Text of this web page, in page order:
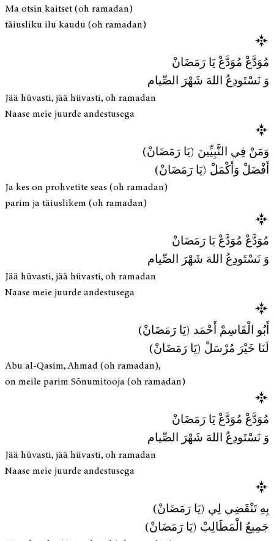
Ma otsin kaitset (oh ramadan)
täiusliku ilu kaudu (oh ramadan)
مُوَدَّعْ مُوَدَّعْ يَا رَمَضَانْ
وَ نَسْتَودِعُ اللهَ شَهْرَ الصِّيام
Jää hüvasti, jää hüvasti, oh ramadan
Naase meie juurde andestusega
وَمَنْ فِي النَّبِيِّينَ (يَا رَمَضَانْ)
أَفْضَلْ وَأَكْمَلْ (يَا رَمَضَانْ)
Ja kes on prohvetite seas (oh ramadan)
parim ja täiuslikem (oh ramadan)
مُوَدَّعْ مُوَدَّعْ يَا رَمَضَانْ
وَ نَسْتَودِعُ اللهَ شَهْرَ الصِّيام
Jää hüvasti, jää hüvasti, oh ramadan
Naase meie juurde andestusega
أَبُو الْقَاسِمْ أَحْمَد (يَا رَمَضَانْ)
لَنَا خَيْرَ مُرْسَلْ (يَا رَمَضَانْ)
Abu al-Qasim, Ahmad (oh ramadan),
on meile parim Sõnumitooja (oh ramadan)
مُوَدَّعْ مُوَدَّعْ يَا رَمَضَانْ
وَ نَسْتَودِعُ اللهَ شَهْرَ الصِّيام
Jää hüvasti, jää hüvasti, oh ramadan
Naase meie juurde andestusega
بِهِ تَنْقَضِي لِي (يَا رَمَضَانْ)
جَمِيعُ الْمَطَالِبْ (يَا رَمَضَانْ)